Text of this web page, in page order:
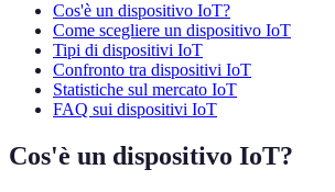
Cos'è un dispositivo IoT?
Come scegliere un dispositivo IoT
Tipi di dispositivi IoT
Confronto tra dispositivi IoT
Statistiche sul mercato IoT
FAQ sui dispositivi IoT
Cos'è un dispositivo IoT?